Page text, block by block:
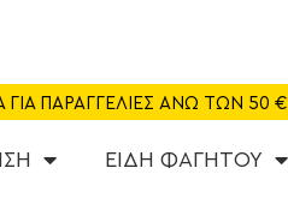
ΠΑΡΑΓΓΕΛΙΕΣ ΑΝΩ ΤΩΝ 50 €
ΕΙΔΗ ΦΑΓΗΤΟΥ